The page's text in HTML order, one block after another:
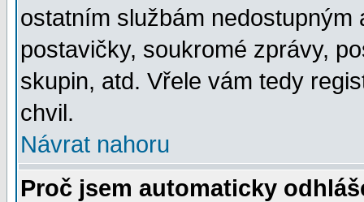
ostatním službám
postavičky, soukromé zprávy,
skupin, atd. Vřele vám tedy
chvil.
Návrat nahoru
Proč jsem automaticky